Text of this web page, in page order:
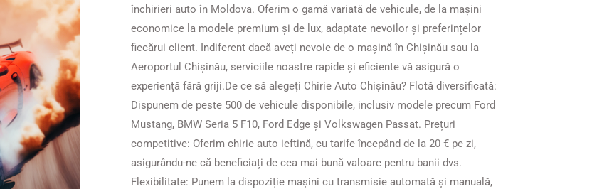
închirieri auto în Moldova. Oferim o gamă variată de vehicule, de la mașini
economice la modele premium și de lux, adaptate nevoilor și preferințelor
fiecărui client. Indiferent dacă aveți nevoie de o mașină în Chișinău sau la
Aeroportul Chișinău, serviciile noastre rapide și eficiente vă asigură o
experiență fără griji.​ De ce să alegeți Chirie Auto Chișinău? Flotă diversificată:
Dispunem de peste 500 de vehicule disponibile, inclusiv modele precum Ford
Mustang, BMW Seria 5 F10, Ford Edge și Volkswagen Passat. Prețuri
competitive: Oferim chirie auto ieftină, cu tarife începând de la 20 € pe zi,
asigurându-ne că beneficiați de cea mai bună valoare pentru banii dvs.
Flexibilitate: Punem la dispoziție mașini cu transmisie automată și manuală,